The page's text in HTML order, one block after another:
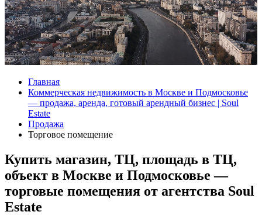
Главная
Коммерческая недвижимость в Москве и Подмосковье
— продажа, аренда, готовый арендный бизнес | Soul
Estate
Продажа
Торговое помещение
Купить магазин, ТЦ, площадь в ТЦ,
объект в Москве и Подмосковье —
торговые помещения от агентства Soul
Estate